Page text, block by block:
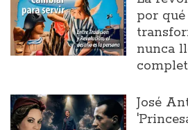
por
nunca
José